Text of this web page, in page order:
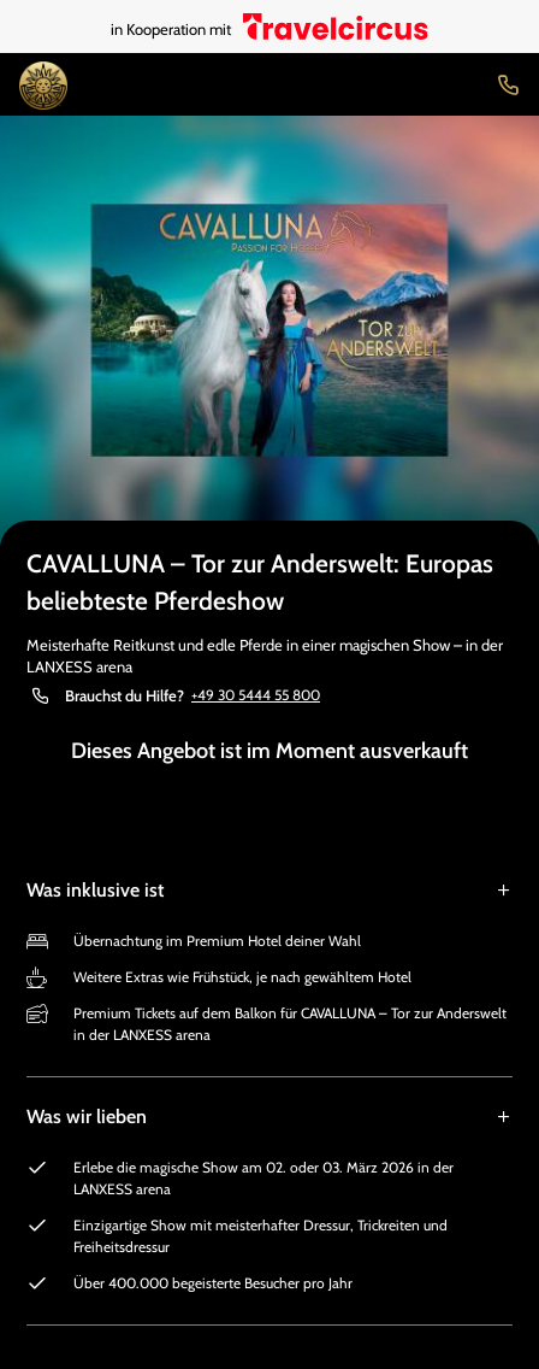
in Kooperation mit
CAVALLUNA – Tor zur Anderswelt: Europas
beliebteste Pferdeshow
Meisterhafte Reitkunst und edle Pferde in einer magischen Show – in der
LANXESS arena
Brauchst du Hilfe? +49 30 5444 55 800
Dieses Angebot ist im Moment ausverkauft
Was inklusive ist
Übernachtung im Premium Hotel deiner Wahl
Weitere Extras wie Frühstück, je nach gewähltem Hotel
Premium Tickets auf dem Balkon für CAVALLUNA – Tor zur Anderswelt
in der LANXESS arena
Was wir lieben
Erlebe die magische Show am 02. oder 03. März 2026 in der
LANXESS arena
Einzigartige Show mit meisterhafter Dressur, Trickreiten und
Freiheitsdressur
Über 400.000 begeisterte Besucher pro Jahr